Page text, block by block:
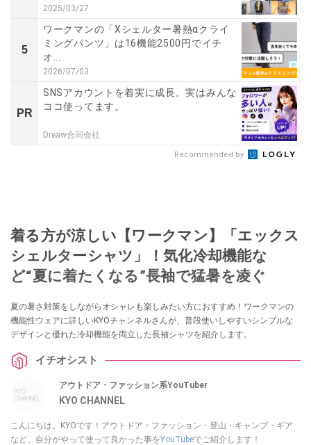
2025/03/27
5
ワークマンの「Xシェルター暑熱αクライ
ミングパンツ」は16機能2500円でイチ
オ...
2026/07/03
PR
SNSアカウントを着実に成長。実はみんな
ココ使ってます。
Dreaw合同会社
Recommended by
着る方が涼しい【ワークマン】「エックス
シェルターシャツ」！気化冷却機能な
ど“夏に着たくなる”長袖で猛暑を凌ぐ
夏の暑さ対策をしながらオシャレも楽しみたい方におすすめ！ワークマンの
機能性ウェアに詳しいKYOチャンネルさんが、普段使いしやすいシンプルな
デザインと優れた冷却機能を両立した長袖シャツを紹介します。
イチオシスト
アウトドア・ファッション系YouTuber
KYO CHANNEL
こんにちは。KYOです！アウトドア・ファッション・登山・キャンプ・ギア
など、自分がやって使って良かった事をYouTubeでご紹介します！